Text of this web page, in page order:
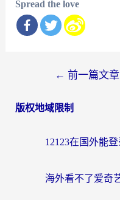
Spread the love
导
← 前一篇文章
版权地域限制